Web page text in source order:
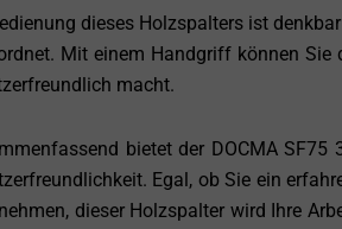
dieses Holzspalters ist
Mit einem Handgriff können
macht.
bietet der DOCMA
Egal, ob Sie ein
dieser Holzspalter wird Ihre